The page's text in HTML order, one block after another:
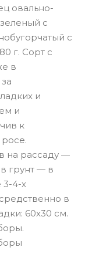
овально-
с
с
г. Сорт с
в
и
и
к
на рассаду —
грунт — в
3-4-х
в
60х30 см.